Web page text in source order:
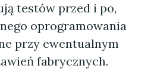
testów przed i po,
oprogramowania
przy ewentualnym
fabrycznych.